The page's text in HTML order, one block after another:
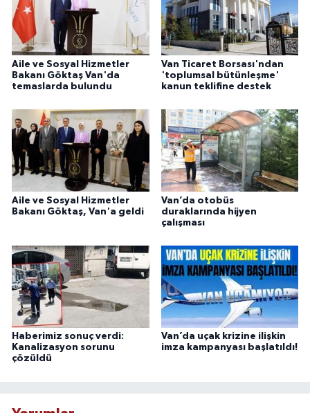
Aile ve Sosyal Hizmetler
Bakanı Göktaş Van'da
temaslarda bulundu
Van Ticaret Borsası'ndan
'toplumsal bütünleşme'
kanun teklifine destek
Aile ve Sosyal Hizmetler
Bakanı Göktaş, Van'a geldi
Van’da otobüs
duraklarında hijyen
çalışması
Haberimiz sonuç verdi:
Kanalizasyon sorunu
çözüldü
Van’da uçak krizine ilişkin
imza kampanyası başlatıldı!